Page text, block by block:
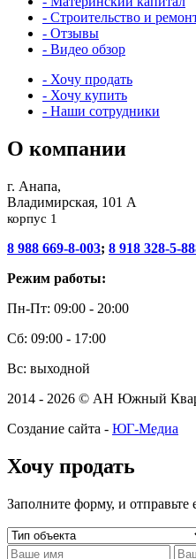
- Строительство и
- Отзывы
- Видео обзор
- Хочу продать
- Хочу купить
- Наши сотрудники
О компании
г. Анапа,
Владимирская, 101 А
корпус 1
8 988 669-8-003; 8 918 328-5-
Режим работы:
Пн-Пт: 09:00 - 20:00
Сб: 09:00 - 17:00
Вс: выходной
2014 - 2026 © АН Южный
Создание сайта - ЮГ-Медиа
Хочу продать
Заполните форму, и отправьте